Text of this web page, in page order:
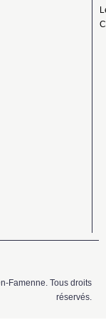
Famenne. Tous droits
réservés.